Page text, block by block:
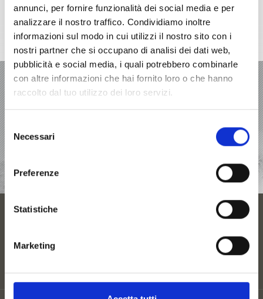
annunci, per fornire funzionalità dei social media e per
analizzare il nostro traffico. Condividiamo inoltre
informazioni sul modo in cui utilizzi il nostro sito con i
nostri partner che si occupano di analisi dei dati web,
pubblicità e social media, i quali potrebbero combinarle
con altre informazioni che hai fornito loro o che hanno
raccolto dal tuo utilizzo dei loro servizi.
Selezione
delNecessari
Preferenze
Statistiche
Marketing
Cartina interattiva
VACANZA A PRATO ALLO STELVIO